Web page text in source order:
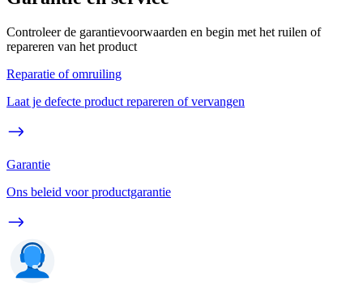
Controleer de garantievoorwaarden en begin met het ruilen of
repareren van het product
Reparatie of omruiling
Laat je defecte product repareren of vervangen
Garantie
Ons beleid voor productgarantie